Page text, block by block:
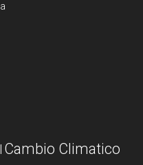
Cambio Climatico